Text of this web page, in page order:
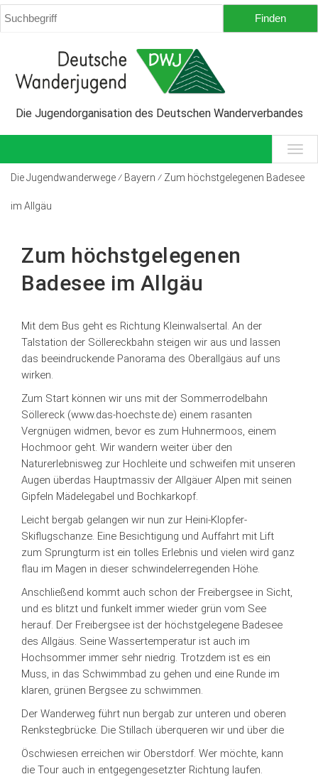
Die Jugendorganisation des Deutschen Wanderverbandes
Die Jugendwanderwege ⁄ Bayern ⁄ Zum höchstgelegenen Badesee
im Allgäu
Zum höchstgelegenen
Badesee im Allgäu
Mit dem Bus geht es Richtung Kleinwalsertal. An der
Talstation der Söllereckbahn steigen wir aus und lassen
das beeindruckende Panorama des Oberallgäus auf uns
wirken.
Zum Start können wir uns mit der Sommerrodelbahn
Söllereck (www.das-hoechste.de) einem rasanten
Vergnügen widmen, bevor es zum Huhnermoos, einem
Hochmoor geht. Wir wandern weiter über den
Naturerlebnisweg zur Hochleite und schweifen mit unseren
Augen überdas Hauptmassiv der Allgäuer Alpen mit seinen
Gipfeln Mädelegabel und Bochkarkopf.
Leicht bergab gelangen wir nun zur Heini-Klopfer-
Skiflugschanze. Eine Besichtigung und Auffahrt mit Lift
zum Sprungturm ist ein tolles Erlebnis und vielen wird ganz
flau im Magen in dieser schwindelerregenden Höhe.
Anschließend kommt auch schon der Freibergsee in Sicht,
und es blitzt und funkelt immer wieder grün vom See
herauf. Der Freibergsee ist der höchstgelegene Badesee
des Allgäus. Seine Wassertemperatur ist auch im
Hochsommer immer sehr niedrig. Trotzdem ist es ein
Muss, in das Schwimmbad zu gehen und eine Runde im
klaren, grünen Bergsee zu schwimmen.
Der Wanderweg führt nun bergab zur unteren und oberen
Renkstegbrücke. Die Stillach überqueren wir und über die
Öschwiesen erreichen wir Oberstdorf. Wer möchte, kann
die Tour auch in entgegengesetzter Richtung laufen.